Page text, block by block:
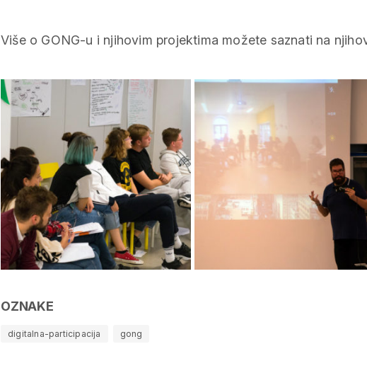
Više o GONG-u i njihovim projektima možete saznati na
OZNAKE
digitalna-participacija gong